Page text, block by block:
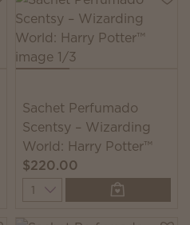
Sachet Perfumado
Scentsy – Wizarding
World: Harry Potter™
$220.00
Quantity